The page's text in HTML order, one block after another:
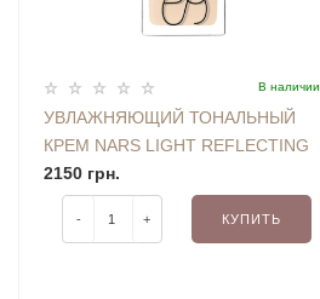
В наличии
УВЛАЖНЯЮЩИЙ ТОНАЛЬНЫЙ
КРЕМ NARS LIGHT REFLECTING
FOUNDATION (LIGHT 2) 30 ML
2150 грн.
- + КУПИТЬ